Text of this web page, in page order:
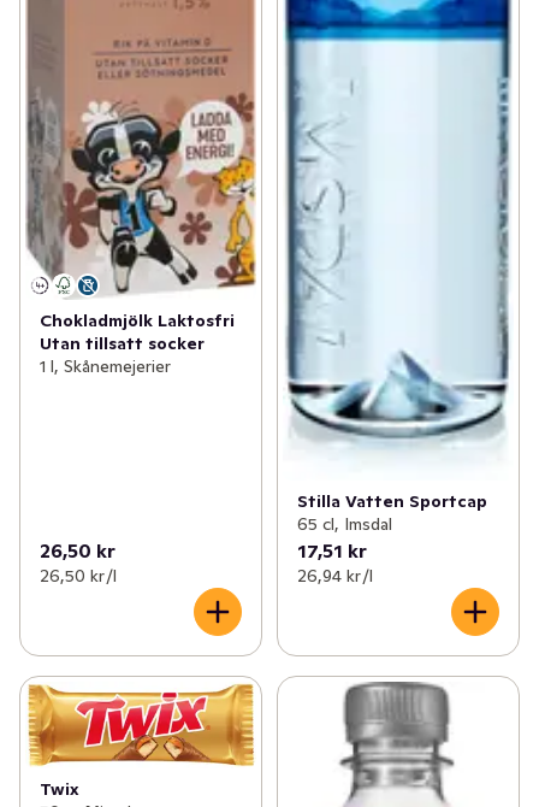
Chokladmjölk Laktosfri
Utan tillsatt socker
1 l, Skånemejerier
26,50 kr
26,50 kr /l
Stilla Vatten Sportcap
65 cl, Imsdal
17,51 kr
26,94 kr /l
Twix